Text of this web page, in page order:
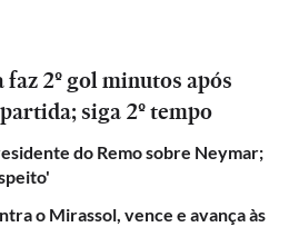
2º gol minutos após
siga 2º tempo
do Remo sobre Neymar;
o Mirassol, vence e avança às